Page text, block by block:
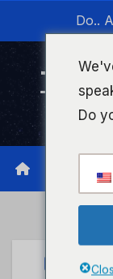
wechseln
Do..
Do